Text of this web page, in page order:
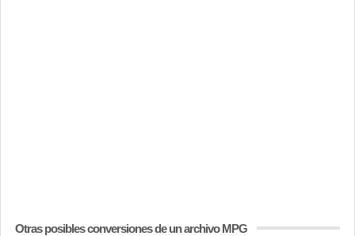
Otras posibles conversiones de un archivo MPG